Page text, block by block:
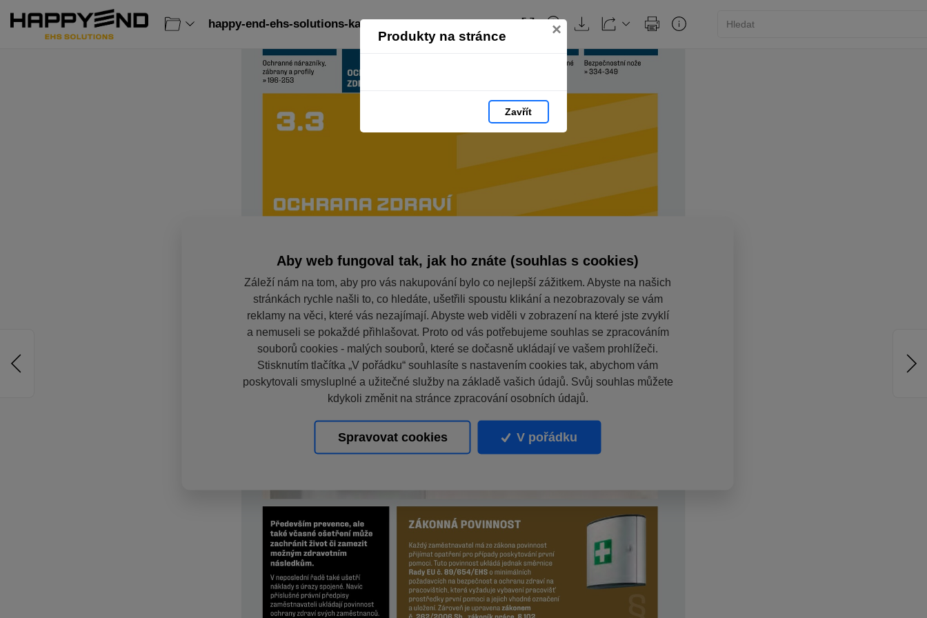
Produkty na stránce ×
Zavřít
happy-end-ehs-solutions-katalog-2024-cz: strana 256
Aby web fungoval tak, jak ho znáte (souhlas s cookies)
Záleží nám na tom, aby pro vás nakupování bylo co nejlepší zážitkem. Abyste na našich
stránkách rychle našli to, co hledáte, ušetřili spoustu klikání a nezobrazovaly se vám
reklamy na věci, které vás nezajímají. Abyste web viděli v zobrazení na které jste zvyklí
a nemuseli se pokaždé přihlašovat. Proto od vás potřebujeme souhlas se zpracováním
souborů cookies - malých souborů, které se dočasně ukládají ve vašem prohlížeči.
Stisknutím tlačítka „V pořádku“ souhlasíte s nastavením cookies tak, abychom vám
poskytovali smysluplné a užitečné služby na základě vašich údajů. Svůj souhlas můžete
kdykoli změnit na stránce zpracování osobních údajů.
Spravovat cookies V pořádku